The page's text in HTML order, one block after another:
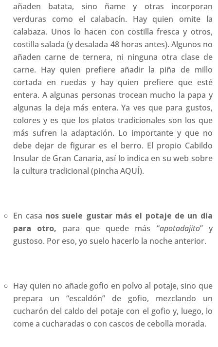
añaden batata, sino ñame y otras incorporan
verduras como el calabacín. Hay quien omite la
calabaza. Unos lo hacen con costilla fresca y otros,
costilla salada (y desalada 48 horas antes). Algunos no
añaden carne de ternera, ni ninguna otra clase de
carne. Hay quien prefiere añadir la piña de millo
cortada en ruedas y hay quien prefiere que esté
entera. A algunas personas trocean mucho la papa y
algunas la deja más entera. Ya ves que para gustos,
colores y es que los platos tradicionales son los que
más sufren la adaptación. Lo importante y que no
debe dejar de figurar es el berro. El propio Cabildo
Insular de Gran Canaria, así lo indica en su web sobre
la cultura tradicional (pincha AQUÍ).
En casa nos suele gustar más el potaje de un día
para otro, para que quede más “apotadajito” y
gustoso. Por eso, yo suelo hacerlo la noche anterior.
Hay quien no añade gofio en polvo al potaje, sino que
prepara un “escaldón” de gofio, mezclando un
cucharón del caldo del potaje con el gofio y, luego, lo
come a cucharadas o con cascos de cebolla morada.